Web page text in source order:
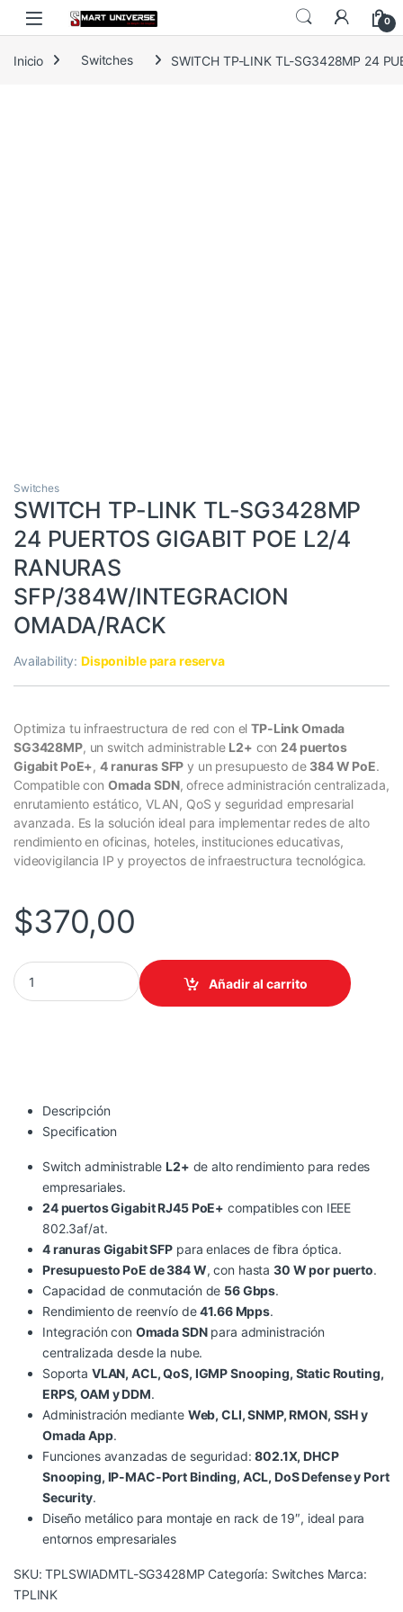
Skip to navigation
Skip to content
0
Inicio Switches SWITCH TP-LINK TL-SG3428MP 24
Switches
SWITCH TP-LINK TL-SG3428MP
24 PUERTOS GIGABIT POE L2/4
RANURAS
SFP/384W/INTEGRACION
OMADA/RACK
Availability:Disponible para reserva
Optimiza tu infraestructura de red con elTP-Link Omada
SG3428MP, un switch administrable L2+ con24 puertos
Gigabit PoE+,4 ranuras SFP y un presupuesto de 384 W PoE.
Compatible con Omada SDN, ofrece administración centralizada,
enrutamiento estático, VLAN, QoS y seguridad empresarial
avanzada. Es la solución ideal para implementar redes de alto
rendimiento en oficinas, hoteles, instituciones educativas,
videovigilancia IP y proyectos de infraestructura tecnológica.
$370,00
SWITCH TP-LINK TL-SG3428MP 24 PUERTOS GIGABIT POE
Añadir al carrito
Descripción
Specification
Switch administrableL2+ de alto rendimiento para redes
empresariales.
24 puertos Gigabit RJ45 PoE+ compatibles con IEEE
802.3af/at.
4 ranuras Gigabit SFP para enlaces de fibra óptica.
Presupuesto PoE de 384 W, con hasta 30 W por puerto.
Capacidad de conmutación de 56 Gbps.
Rendimiento de reenvío de41.66 Mpps.
Integración con Omada SDNpara administración
centralizada desde la nube.
Soporta VLAN, ACL, QoS, IGMP Snooping, Static Routing,
ERPS, OAM y DDM.
Administración mediante Web, CLI, SNMP, RMON, SSH y
Omada App.
Funciones avanzadas de seguridad:802.1X, DHCP
Snooping, IP-MAC-Port Binding, ACL, DoS Defense y Port
Security.
Diseño metálico para montaje en rack de 19″, ideal para
entornos empresariales
SKU:TPLSWIADMTL-SG3428MP Categoría: Switches Marca:
TPLINK